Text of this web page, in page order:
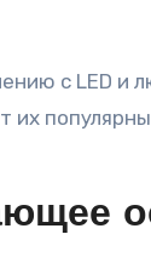
с LED и